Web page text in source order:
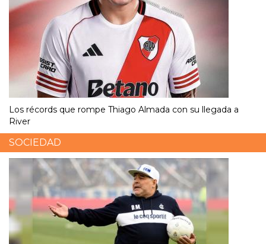
Los récords que rompe Thiago Almada con su llegada a
River
SOCIEDAD